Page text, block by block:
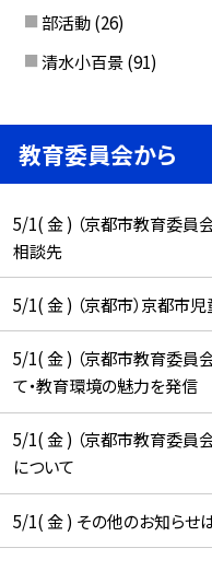
部活動 (26)
清水小百景 (91)
教育委員会から
5/1( 金 ) （京都市教育委員
相談先
5/1( 金 ) （京都市）京都
5/1( 金 ) （京都市教育委員会
て・教育環境の魅力を発信
5/1( 金 ) （京都市教育委員
について
5/1( 金 ) その他のお知らせ